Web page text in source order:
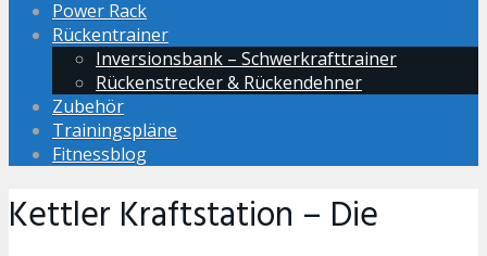
Power Rack
Rückentrainer
Inversionsbank – Schwerkrafttrainer
Rückenstrecker & Rückendehner
Zubehör
Trainingspläne
Fitnessblog
Kettler Kraftstation – Die